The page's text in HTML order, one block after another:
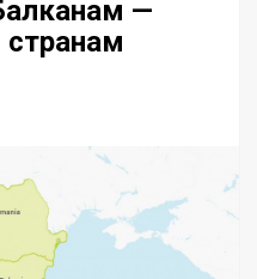
—
странам